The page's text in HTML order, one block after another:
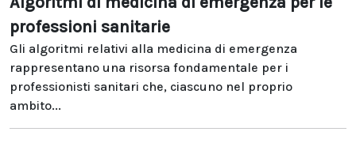
professioni sanitarie
Gli algoritmi relativi alla medicina di emergenza
rappresentano una risorsa fondamentale per i
professionisti sanitari che, ciascuno nel proprio
ambito...